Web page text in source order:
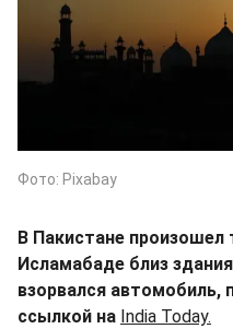
Фото: Pixabay
В Пакистане произошел
Исламабаде близ
взорвался автомобиль,
ссылкой на India Today.